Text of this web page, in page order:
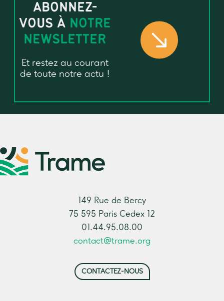
ABONNEZ-
VOUS À NOTRE
NEWSLETTER
Et restez au courant
de toute notre actu !
149 Rue de Bercy
75 595 Paris Cedex 12
01.44.95.08.00
contact@trame.org
CONTACTEZ-NOUS